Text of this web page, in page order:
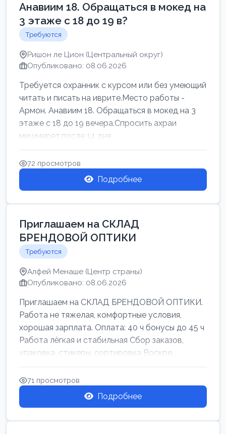
Анавиим 18. Обращаться в мокед на
3 этаже с 18 до 19 в?
Требуются
Ришон ле Цион (Центральный округ)
Опубликовано: 08.06.2026
Требуется охранник с курсом или без умеющий
читать и писать на иврите.Место работы -
Армон. Анавиим 18. Обращаться в мокед на 3
этаже с 18 до 19 вечера.Спросить ахраи
мишмерет.после 14 дня
72 просмотров
Подробнее
Приглашаем на СКЛАД
БРЕНДОВОЙ ОПТИКИ
Требуются
Алфей Менаше (Центр страны)
Опубликовано: 08.06.2026
Приглашаем на СКЛАД БРЕНДОВОЙ ОПТИКИ.
Работа не тяжелая, комфортные условия,
хорошая зарплата. Оплата: 40 ч бонусы до 45 ч
Работа лёгкая и стабильная Сбор заказов,
упаковка, стикеры, сортировка Воскре...
71 просмотров
Подробнее